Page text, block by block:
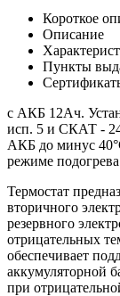
Короткое
Описание
Пункты
с АКБ 12Ач.
исп. 5 и СКАТ -
АКБ до минус
режиме
Термостат
вторичного
резервного
отрицательных
обеспечивает
аккумуляторной
при